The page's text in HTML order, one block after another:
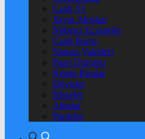
Canlı Tv
Yayın Akışları
Nöbetçi Eczaneler
Canlı Borsa
Namaz Vakitleri
Puan Durumu
Kripto Paralar
Dövizler
Hisseler
Altınlar
Pariteler